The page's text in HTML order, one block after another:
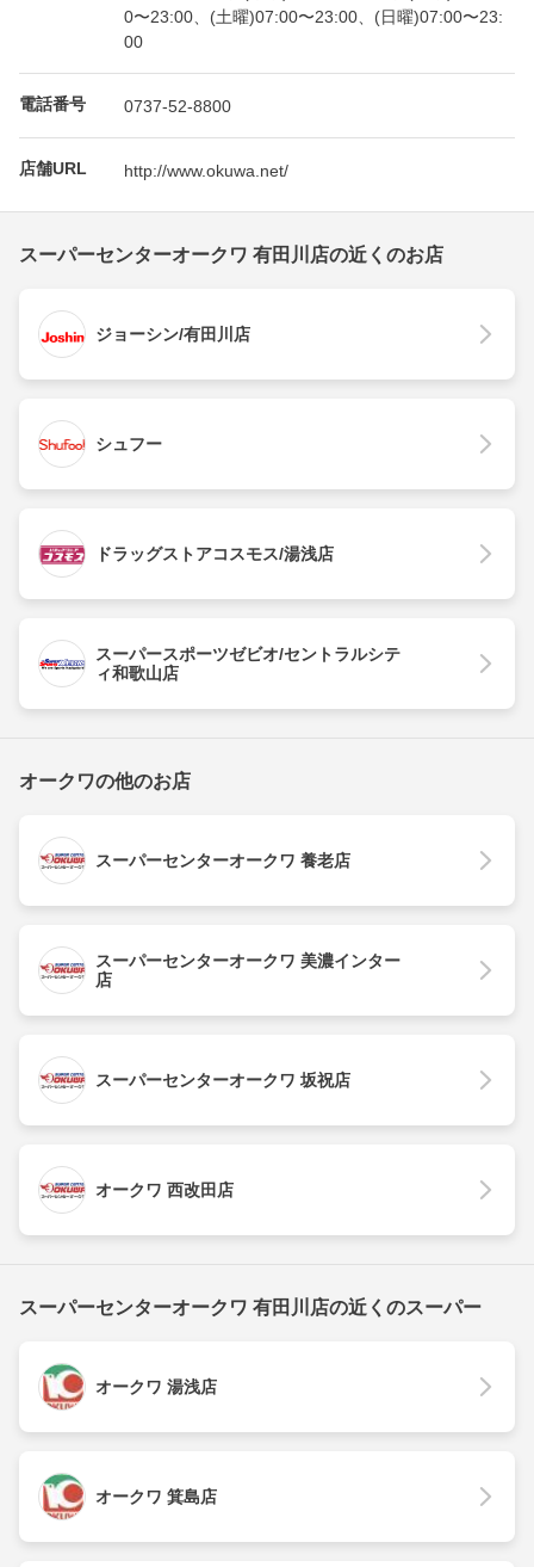
0〜23:00、(土曜)07:00〜23:00、(日曜)07:00〜23:
00
電話番号 0737-52-8800
店舗URL http://www.okuwa.net/
スーパーセンターオークワ 有田川店の近くのお店
ジョーシン/有田川店
シュフー
ドラッグストアコスモス/湯浅店
スーパースポーツゼビオ/セントラルシテ
ィ和歌山店
オークワの他のお店
スーパーセンターオークワ 養老店
スーパーセンターオークワ 美濃インター
店
スーパーセンターオークワ 坂祝店
オークワ 西改田店
スーパーセンターオークワ 有田川店の近くのスーパー
オークワ 湯浅店
オークワ 箕島店